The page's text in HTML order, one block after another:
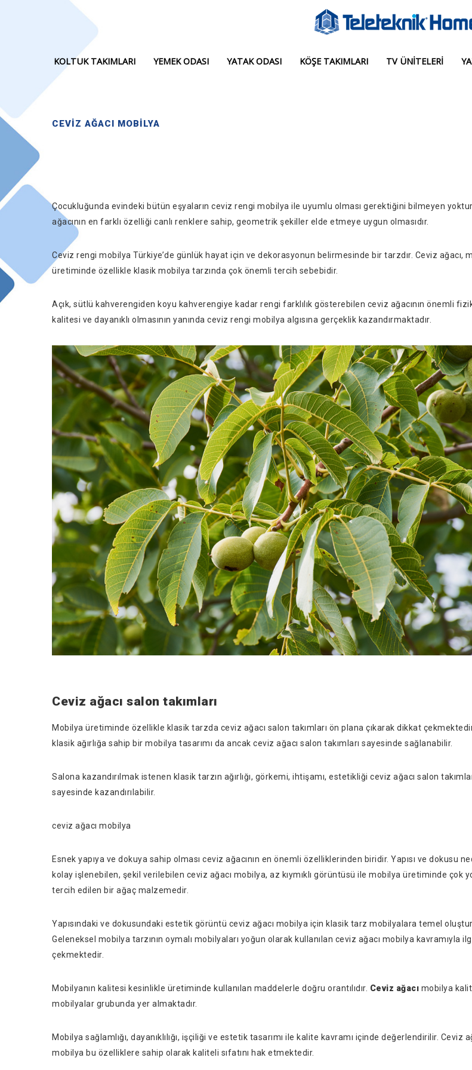
KOLTUK TAKIMLARI YEMEK ODASI YATAK ODASI KÖŞE TAKIMLARI TV ÜNITELERI
CEVIZ AĞACI MOBILYA
Çocukluğunda evindeki bütün eşyaların ceviz rengi mobilya ile uyumlu olması gerektiğini bilmeyen
ağacının en farklı özelliği canlı renklere sahip, geometrik şekiller elde etmeye uygun olmasıdır.
Ceviz rengi mobilya Türkiye’de günlük hayat için ve dekorasyonun belirmesinde bir tarzdır. Ceviz ağacı,
üretiminde özellikle klasik mobilya tarzında çok önemli tercih sebebidir.
Açık, sütlü kahverengiden koyu kahverengiye kadar rengi farklılık gösterebilen ceviz ağacının önemli
kalitesi ve dayanıklı olmasının yanında ceviz rengi mobilya algısına gerçeklik kazandırmaktadır.
Ceviz ağacı salon takımları
Mobilya üretiminde özellikle klasik tarzda ceviz ağacı salon takımları ön plana çıkarak dikkat
klasik ağırlığa sahip bir mobilya tasarımı da ancak ceviz ağacı salon takımları sayesinde sağlanabilir.
Salona kazandırılmak istenen klasik tarzın ağırlığı, görkemi, ihtişamı, estetikliği ceviz ağacı salon
sayesinde kazandırılabilir.
ceviz ağacı mobilya
Esnek yapıya ve dokuya sahip olması ceviz ağacının en önemli özelliklerinden biridir. Yapısı ve dokusu
kolay işlenebilen, şekil verilebilen ceviz ağacı mobilya, az kıymıklı görüntüsü ile mobilya üretiminde çok
tercih edilen bir ağaç malzemedir.
Yapısındaki ve dokusundaki estetik görüntü ceviz ağacı mobilya için klasik tarz mobilyalara temel
Geleneksel mobilya tarzının oymalı mobilyaları yoğun olarak kullanılan ceviz ağacı mobilya kavramıyla
çekmektedir.
Mobilyanın kalitesi kesinlikle üretiminde kullanılan maddelerle doğru orantılıdır. Ceviz ağacı mobilya
mobilyalar grubunda yer almaktadır.
Mobilya sağlamlığı, dayanıklılığı, işçiliği ve estetik tasarımı ile kalite kavramı içinde değerlendirilir. Ceviz
mobilya bu özelliklere sahip olarak kaliteli sıfatını hak etmektedir.